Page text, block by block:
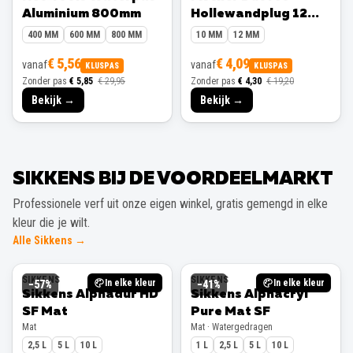
Aluminium 800mm
400 MM 600 MM 800 MM
vanaf€ 5,56 KLUSPAS
Zonder pas € 5,85 € 29,95
Bekijk →
Hollewandplug 12
mm 10 stuks
10 MM 12 MM
vanaf€ 4,09 KLUSPAS
Zonder pas € 4,30 € 19,20
Bekijk →
SIKKENS BIJ DE VOORDEELMARKT
Professionele verf uit onze eigen winkel, gratis gemengd in elke
kleur die je wilt.
Alle Sikkens →
−57% In elke kleur
SIKKENS
Sikkens Alphadur HD
SF Mat
Mat
2,5 L
5 L 10 L
−41% In elke kleur
SIKKENS
Sikkens Alphacryl
Pure Mat SF
Mat · Watergedragen
1 L
2,5 L 5 L 10 L